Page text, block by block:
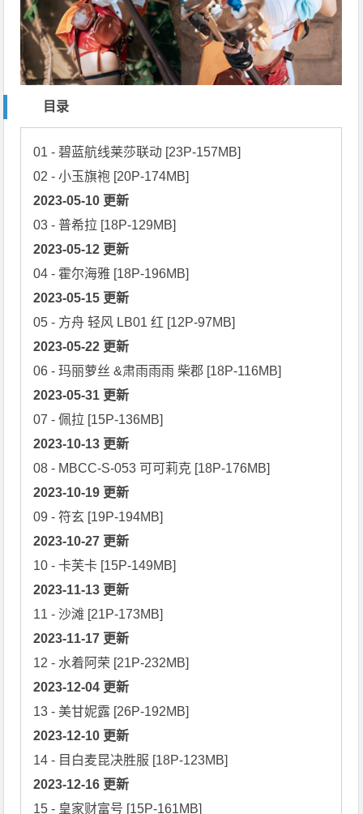
目录
01 - 碧蓝航线莱莎联动 [23P-157MB]
2023-05-10 更新
2023-05-12 更新
2023-05-15 更新
2023-05-22 更新
2023-05-31 更新
2023-10-13 更新
2023-10-19 更新
2023-10-27 更新
2023-11-13 更新
2023-11-17 更新
2023-12-04 更新
2023-12-10 更新
2023-12-16 更新